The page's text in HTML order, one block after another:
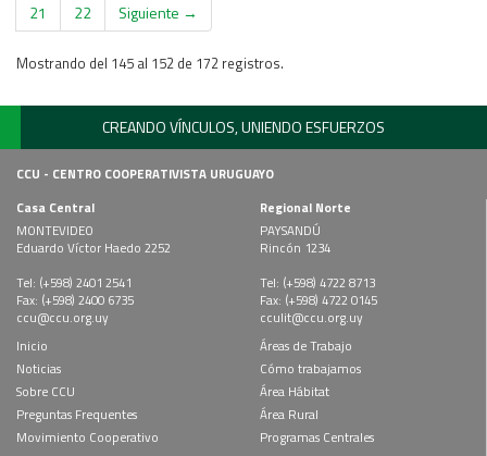
21
22 Siguiente →
Mostrando del 145 al 152 de 172 registros.
CREANDO VÍNCULOS, UNIENDO ESFUERZOS
CCU - CENTRO COOPERATIVISTA URUGUAYO
Casa Central
MONTEVIDEO
Eduardo Víctor Haedo 2252
Tel: (+598) 2401 2541
Fax: (+598) 2400 6735
ccu@ccu.org.uy
Regional Norte
PAYSANDÚ
Rincón 1234
Tel: (+598) 4722 8713
Fax: (+598) 4722 0145
cculit@ccu.org.uy
Inicio
Noticias
Sobre CCU
Preguntas Frequentes
Movimiento Cooperativo
Áreas de Trabajo
Cómo trabajamos
Área Hábitat
Área Rural
Programas Centrales